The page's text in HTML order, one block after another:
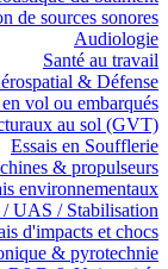
de sources sonores
Audiologie
Santé au travail
& Défense
en vol ou embarqués
au sol (GVT)
Essais en Soufflerie
& propulseurs
environnementaux
UAS / Stabilisation
d'impacts et chocs
& pyrotechnie